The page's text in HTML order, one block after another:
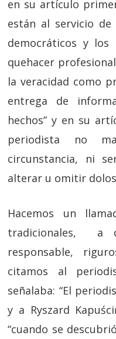
en su artículo
están al servicio
democráticos y los
quehacer
la veracidad como
entrega de
hechos”y en su
periodista no
circunstancia, ni
alterar u omitir
Hacemos un
tradicionales, a
responsable,
citamos al
señalaba: “El
y a Ryszard
“cuando se